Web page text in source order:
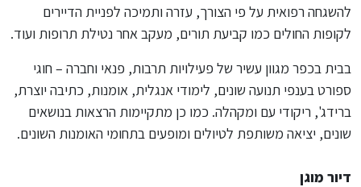
להשגחה רפואית על פי הצורך, עזרה ותמיכה לפניית הדיירים
לקופות החולים כמו קביעת תורים, מעקב אחר נטילת תרופות ועוד.
בבית בכפר מגוון עשיר של פעילויות תרבות, פנאי וחברה – חוגי
ספורט בענפי תנועה שונים, לימודי אנגלית, אומנות, כתיבה יוצרת,
ברידג', ריקודי עם ומקהלה. כמו כן מתקיימות הרצאות בנושאים
שונים, יציאה משותפת לטיולים ומופעים בתחומי האומנות השונים.
דיור מוגן